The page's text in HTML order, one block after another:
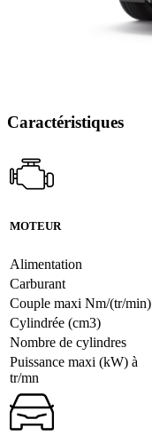
Caractéristiques
MOTEUR
Alimentation
Carburant
Couple maxi Nm/(tr/min)
Cylindrée (cm3)
Nombre de cylindres
Puissance maxi (kW) à
tr/mn